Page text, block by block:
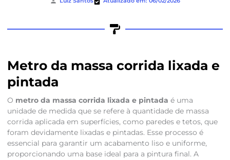
Metro da massa corrida lixada e
pintada
O metro da massa corrida lixada e pintada é uma
unidade de medida que se refere à quantidade de massa
corrida aplicada em superfícies, como paredes e tetos, que
foram devidamente lixadas e pintadas. Esse processo é
essencial para garantir um acabamento liso e uniforme,
proporcionando uma base ideal para a pintura final. A